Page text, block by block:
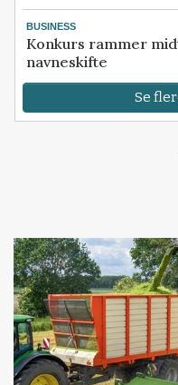
BUSINESS
Konkurs rammer
navneskifte
Se